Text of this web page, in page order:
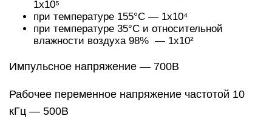
1х10⁵
при температуре 155°С — 1х10⁴
при температуре 35°С и относительной
влажности воздуха 98% — 1х10²
Импульсное напряжение — 700В
Рабочее переменное напряжение частотой 10
кГц — 500В